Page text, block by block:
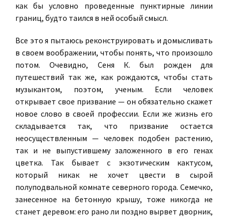
как бы условно проведенные пунктирные линии
границ, будто таился в ней особый смысл.
Все это я пытаюсь реконструировать и домысливать
в своем воображении, чтобы понять, что произошло
потом. Очевидно, Сеня К. был рожден для
путешествий так же, как рождаются, чтобы стать
музыкантом, поэтом, ученым. Если человек
открывает свое призвание — он обязательно скажет
новое слово в своей профессии. Если же жизнь его
складывается так, что призвание остается
неосуществленным — человек подобен растению,
так и не выпустившему заложенного в его генах
цветка. Так бывает с экзотическим кактусом,
который никак не хочет цвести в сырой
полуподвальной комнате северного города. Семечко,
занесенное на бетонную крышу, тоже никогда не
станет деревом: его рано ли поздно вырвет дворник,